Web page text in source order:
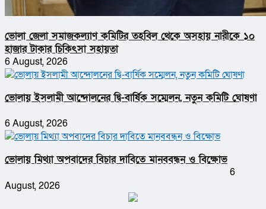
ভোলা জেলা সমাজকল্যাণ কমিটির তহবিল থেকে অসহায় নারীকে ১০
হাজার টাকার চিকিৎসা সহায়তা
6 August, 2026
ভোলায় ইসলামী আন্দোলনের দ্বি-বার্ষিক সম্মেলন, নতুন কমিটি ঘোষণা
6 August, 2026
ভোলায় মিথ্যা অপবাদের বিচার দাবিতে মানববন্ধন ও বিক্ষোভ
6
August, 2026